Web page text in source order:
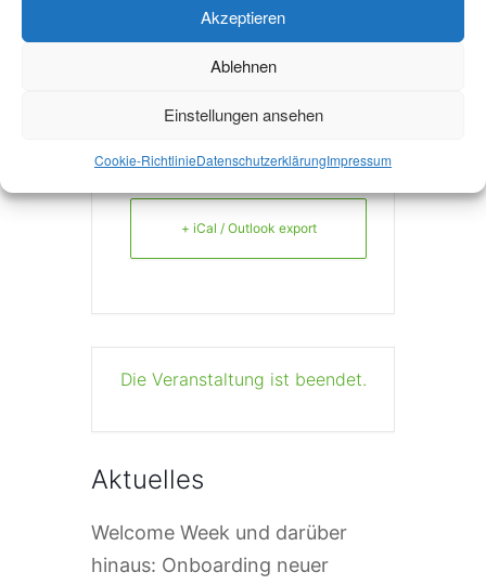
Akzeptieren
Ablehnen
Einstellungen ansehen
Cookie-RichtlinieDatenschutzerklärungImpressum
+ iCal / Outlook export
Die Veranstaltung ist beendet.
Aktuelles
Welcome Week und darüber
hinaus: Onboarding neuer